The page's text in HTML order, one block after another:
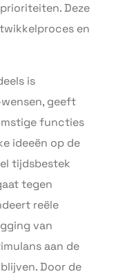
Deze
en
is
geeft
functies
ideeën op de
tijdsbestek
tegen
reële
van
aan de
Door de